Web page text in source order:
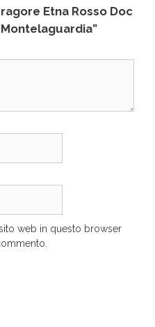
Etna Rosso Doc
web in questo browser